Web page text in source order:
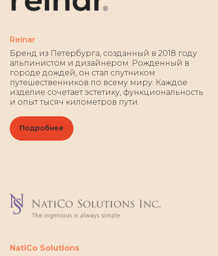
Reinar
Бренд из Петербурга, созданный в 2018 году
альпинистом и дизайнером. Рожденный в
городе дождей, он стал спутником
путешественников по всему миру. Каждое
изделие сочетает эстетику, функциональность
и опыт тысяч километров пути.
Подробнее
NatiCo Solutions